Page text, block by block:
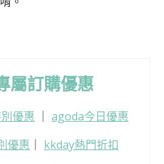
屬訂購優惠
優惠 ｜ agoda今日優惠
優惠
kkday熱門折扣